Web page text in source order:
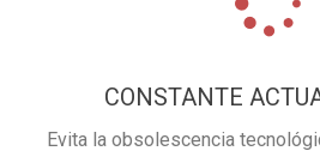
CONSTANTE
Evita la obsolescencia